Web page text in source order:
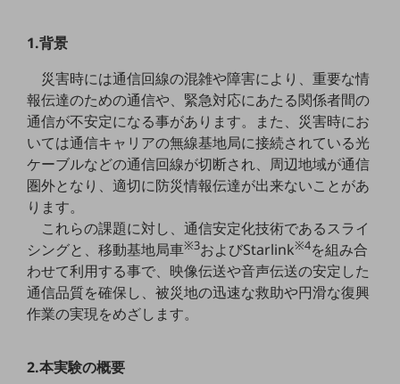
運用管理
業務支援・マーケティング
災害対策・BCP
課題・ニーズで探す
課題・ニーズで探すTOP
コミュニケーション・情報共有
マーケティング
業務効率化
職場環境整備
1.背景
災害時には通信回線の混雑や障害により、重要な情
報伝達のための通信や、緊急対応にあたる関係者間の
通信が不安定になる事があります。また、災害時にお
いては通信キャリアの無線基地局に接続されている光
ケーブルなどの通信回線が切断され、周辺地域が通信
圏外となり、適切に防災情報伝達が出来ないことがあ
ります。
これらの課題に対し、通信安定化技術であるスライ
シングと、移動基地局車※3およびStarlink※4を組み合
わせて利用する事で、映像伝送や音声伝送の安定した
通信品質を確保し、被災地の迅速な救助や円滑な復興
作業の実現をめざします。
2.本実験の概要